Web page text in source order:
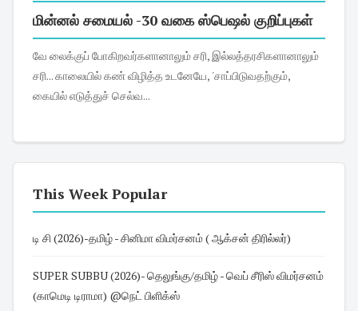
மின்னல் சமையல் -30 வகை ஸ்பெஷல் குறிப்புகள்
வே லைக்குப் போகிறவர்களானாலும் சரி, இல்லத்தரசிகளானாலும்
சரி... காலையில் கண் விழித்த உடனேயே, 'சாப்பிடுவதற்கும்,
கையில் எடுத்துச் செல்வ...
This Week Popular
டி சி (2026)-தமிழ் - சினிமா விமர்சனம் ( ஆக்சன் திரில்லர்)
SUPER SUBBU (2026)- தெலுங்கு/தமிழ் - வெப் சீரிஸ் விமர்சனம்
(காமெடி டிராமா) @நெட் பிளிக்ஸ்